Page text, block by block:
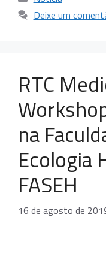
Deixe um
RTC
na
Ecologia
FASEH
16 de agosto de